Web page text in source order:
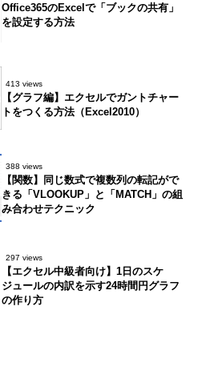
Office365のExcelで「ブックの共有」
を設定する方法
413 views
【グラフ編】エクセルでガントチャー
トをつくる方法（Excel2010）
388 views
【関数】同じ数式で複数列の転記がで
きる「VLOOKUP」と「MATCH」の組
み合わせテクニック
297 views
【エクセル中級者向け】1日のスケ
ジュールの内訳を示す24時間円グラフ
の作り方